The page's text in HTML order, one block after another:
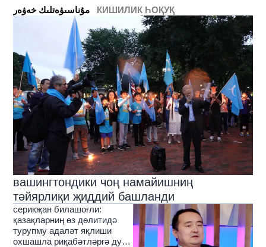
КИШИЛИК ҺОҚУҚ
вашингтондики чоң намайишниң
тәйярлиқи җиддий башланди
серикҗан билашоғли:
қазақларниң өз дөлитидә
турупму адаләт яқлиши
охшашла риқабәтләргә дуч